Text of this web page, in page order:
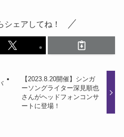
シェアしてね！
【2023.8.20開催】シンガ
ーソングライター深見順也
さんがヘッドフォンコンサ
ートに登場！